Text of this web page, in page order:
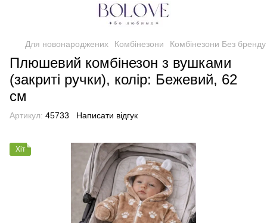
Для новонароджених Комбінезони Комбінезони Без бренду
Плюшевий комбінезон з вушками
(закриті ручки), колір: Бежевий, 62
см
Артикул: 45733 Написати відгук
Хіт